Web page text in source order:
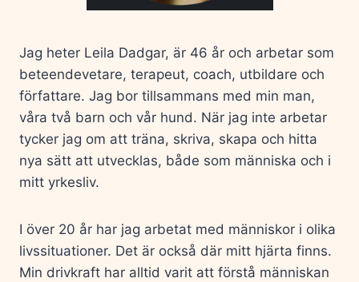
Jag heter Leila Dadgar, är 46 år och arbetar som
beteendevetare, terapeut, coach, utbildare och
författare. Jag bor tillsammans med min man,
våra två barn och vår hund. När jag inte arbetar
tycker jag om att träna, skriva, skapa och hitta
nya sätt att utvecklas, både som människa och i
mitt yrkesliv.
I över 20 år har jag arbetat med människor i olika
livssituationer. Det är också där mitt hjärta finns.
Min drivkraft har alltid varit att förstå människan